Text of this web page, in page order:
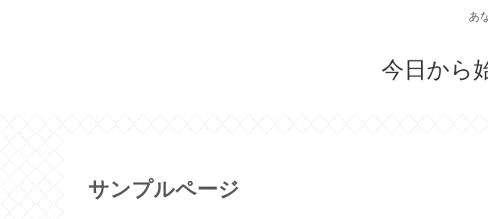
あ
今日から
サンプルページ